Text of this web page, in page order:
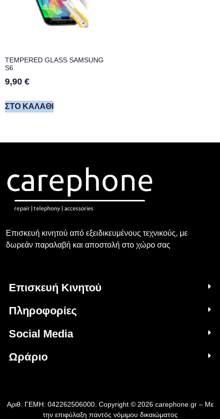
TEMPERED GLASS SAMSUNG
S6
9,90 €
ΣΤΟ ΚΑΛΆΘΙ
Επισκευή κινητού από εξειδικευμένους τεχνικούς, με
δωρεάν παραλαβή και αποστολή στο χώρο σας
Επισκευή Κινητού
Πληροφορίες
Social Media
Ωράριο
Αριθ. ΓΕΜΗ: 042262506000. Copyright © 2026 carephone.gr – Με
την επιφύλαξη παντός νόμιμου δικαιώματος